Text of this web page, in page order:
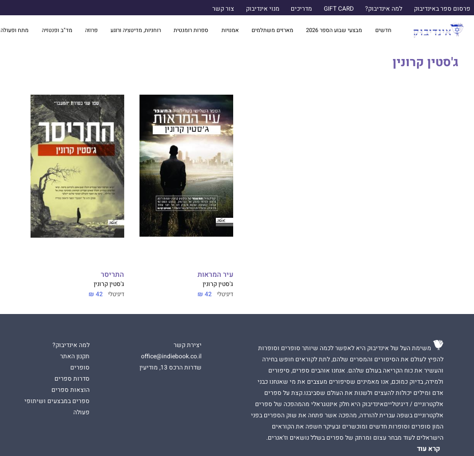
פרסום ספר באינדיבוק למה אינדיבוק? GIFT CARD מדריכים מנוי אינדיבוק צור קשר
חדשים מבצעי שבוע הספר 2026 מארזים משתלמים אמנויות ספרות רומנטית רוחניות, מדיטציה ורוגע פרוזה מד"ב ופנטזיה מתח ופעולה
ג'סטין קרונין
עיר המראות
ג'סטין קרונין
דיגיטלי 42 ₪
התריסר
ג'סטין קרונין
דיגיטלי 42 ₪
משימת העל של אינדיבוק היא לאפשר לכמה שיותר סופרים וסופרות
להפיץ לעולם את הסיפורים והמסרים שלהם, לתת לקוראים חופש בחירה
והעשיר את כוח הקריאה בעולם שלהם. אנחנו אוהבים ספרים, סיפורים
ולמידה, בדיוק כמוכם, אנו מאמינים שסיפורים מעצבים את מי שאנחנו כבני
אדם ומילים יכולות להעצים ולשנות את העולם שסביבנו.קצת על ספרים
אלקטרוניים / דיגיטלייםאינדיבוק היא חלק אינטגראלי מהמהפכה של ספרים
אלקטרוניים בשפה עברית להורדה, מהפכה אשר פתחה את שוק הספרים בפני
המון סופרים וסופרות חדשים ומוכשרים ובעיקר חשפה את הקוראים
הישראלים לעוד מבחר עצום ומרתק של ספרים בשלל נושאים וז'אנרים.
קרא עוד
יצירת קשר
office@indiebook.co.il
שדרות הרכס 13, מודיעין
למה אינדיבוק?
תקנון האתר
סופרים
סדרות ספרים
הוצאות ספרים
ספרים במבצעים ושיתופי
פעולה